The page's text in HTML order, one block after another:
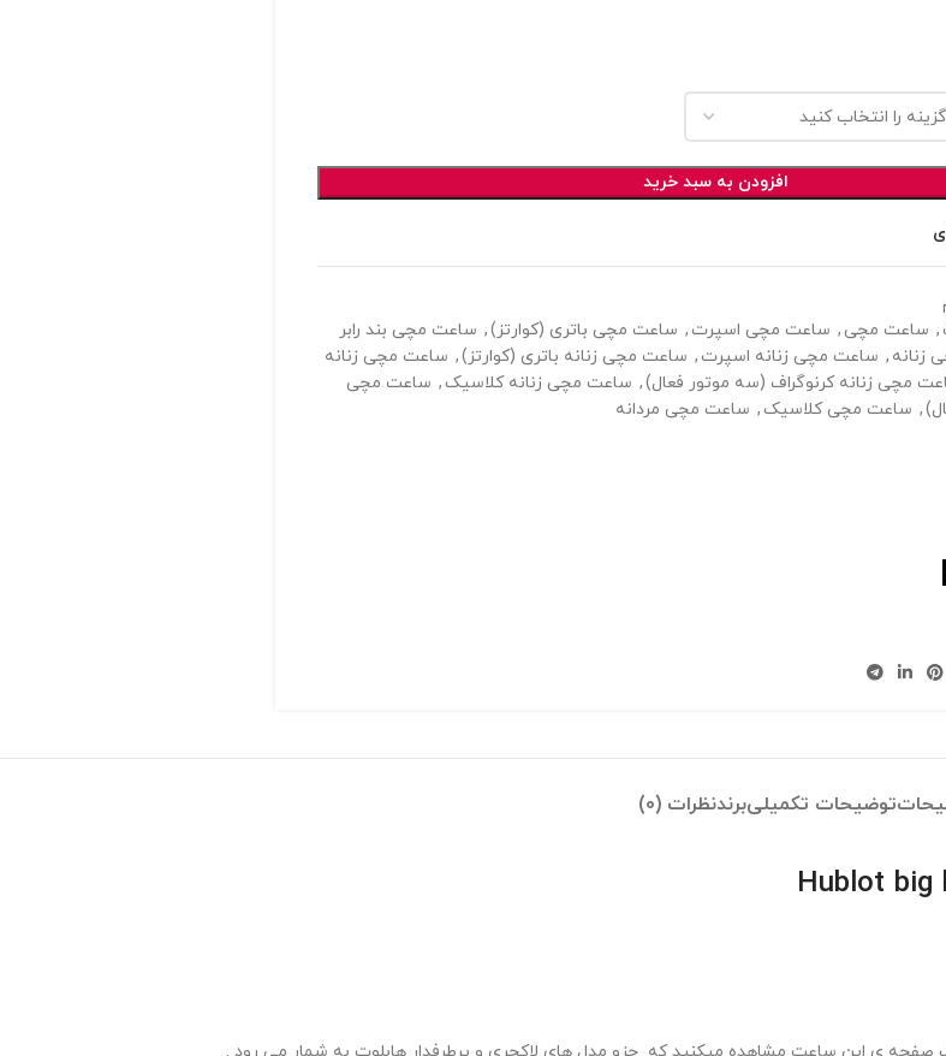
افزودن به سبد خرید
, ساعت مچی , ساعت مچی اسپرت , ساعت مچی باتری (کوارتز), ساعت مچی بند رابر
زنانه , ساعت مچی زنانه اسپرت , ساعت مچی زنانه باتری (کوارتز), ساعت مچی زنانه
مچی زنانه کرنوگراف (سه موتور فعال), ساعت مچی زنانه کلاسیک , ساعت مچی
, ساعت مچی کلاسیک , ساعت مچی مردانه
توضیحات تکمیلیبرندنظرات (0)